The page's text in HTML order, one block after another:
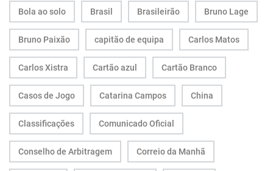
Bola ao solo Brasil Brasileirão Bruno Lage
Bruno Paixão capitão de equipa Carlos Matos
Carlos Xistra Cartão azul Cartão Branco
Casos de Jogo Catarina Campos China
Classificações Comunicado Oficial
Conselho de Arbitragem Correio da Manhã